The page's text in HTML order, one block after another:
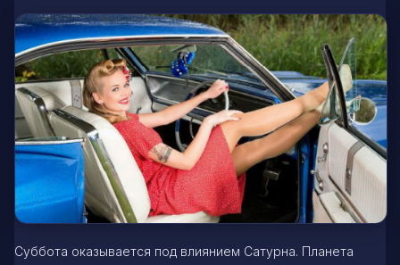
Суббота оказывается под влиянием Сатурна. Планета